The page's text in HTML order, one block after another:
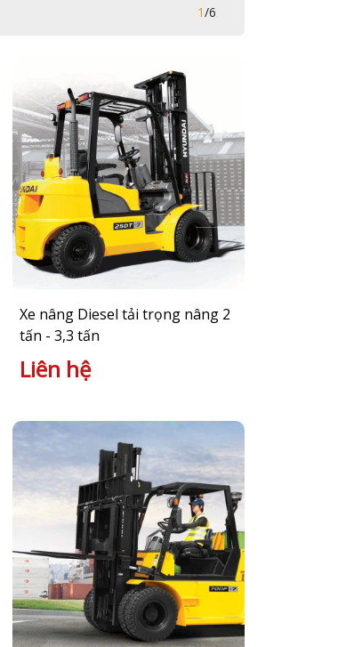
1/6
Xe nâng Diesel tải trọng nâng 2
tấn - 3,3 tấn
Liên hệ